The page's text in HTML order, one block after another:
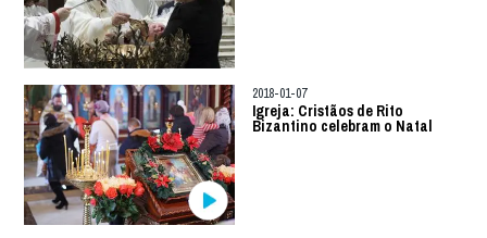
2018-01-07
Igreja: Cristãos de Rito
Bizantino celebram o Natal